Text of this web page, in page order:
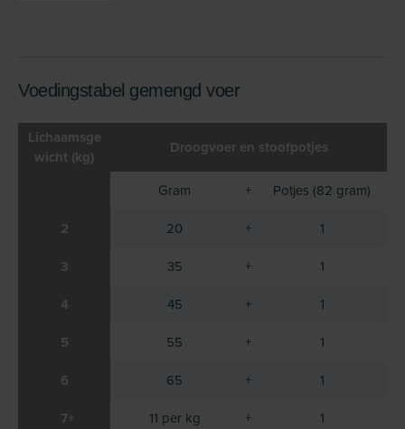
Voedingstabel gemengd voer
Lichaamsge
wicht (kg)
Droogvoer en stoofpotjes
Gram + Potjes (82 gram)
2 20 + 1
3 35 + 1
4 45 + 1
5 55 + 1
6 65 + 1
7+ 11 per kg + 1